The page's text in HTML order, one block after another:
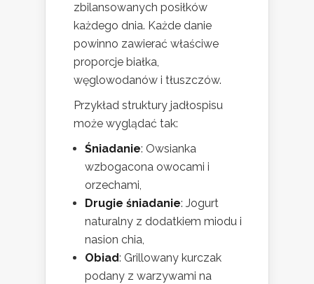
zbilansowanych posiłków
każdego dnia. Każde danie
powinno zawierać właściwe
proporcje białka,
węglowodanów i tłuszczów.
Przykład struktury jadłospisu
może wyglądać tak:
Śniadanie: Owsianka
wzbogacona owocami i
orzechami,
Drugie śniadanie: Jogurt
naturalny z dodatkiem miodu i
nasion chia,
Obiad: Grillowany kurczak
podany z warzywami na